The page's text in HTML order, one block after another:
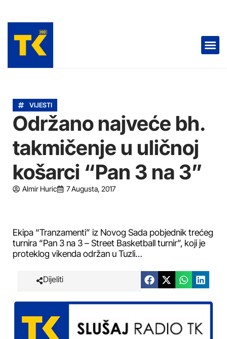
VIJESTI
Održano najveće bh.
takmičenje u uličnoj
košarci “Pan 3 na 3”
Almir Huric 7 Augusta, 2017
Ekipa “Tranzamenti” iz Novog Sada pobjednik trećeg
turnira “Pan 3 na 3 – Street Basketball turnir”, koji je
proteklog vikenda održan u Tuzli…
Dijeliti